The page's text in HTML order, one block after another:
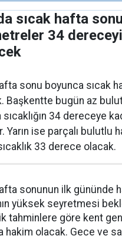
sıcak hafta
34 dereceyi
sonu boyunca sıcak
Başkentte bugün az
34 dereceye
Yarın ise parçalı bulutlu
33 derece olacak.
sonunun ilk gününde
yüksek seyretmesi
tahminlere göre kent
hakim olacak. Gece ve